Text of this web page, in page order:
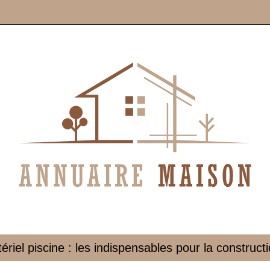
piscine : les indispensables pour la